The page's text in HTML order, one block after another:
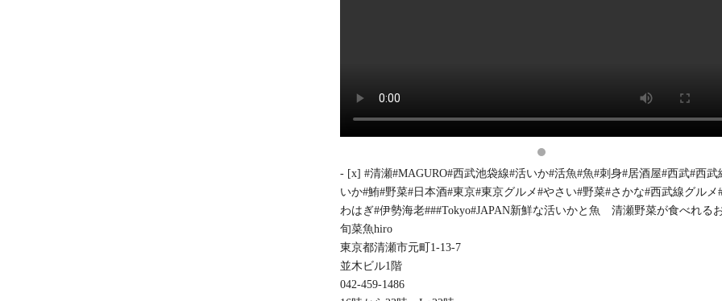
- [x] #清瀬#MAGURO#西武池袋線#活いか#活魚#魚#刺身#居酒屋#西武#西武
いか#鮪#野菜#日本酒#東京#東京グルメ#やさい#野菜#さかな#西武線グルメ
わはぎ#伊勢海老###Tokyo#JAPAN新鮮な活いかと魚 清瀬野菜が食べれる
旬菜魚hiro
東京都清瀬市元町1-13-7
並木ビル1階
042-459-1486